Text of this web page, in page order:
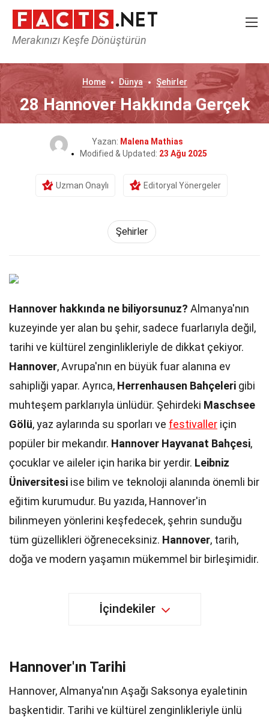
Merakınızı Keşfe Dönüştürün
Home Dünya Şehirler
28 Hannover Hakkında Gerçek
Yazan: Malena Mathias
Modified & Updated: 23 Ağu 2025
Uzman Onaylı Editoryal Yönergeler
Şehirler
Hannover hakkında ne biliyorsunuz? Almanya'nın
kuzeyinde yer alan bu şehir, sadece fuarlarıyla değil,
tarihi ve kültürel zenginlikleriyle de dikkat çekiyor.
Hannover, Avrupa'nın en büyük fuar alanına ev
sahipliği yapar. Ayrıca, Herrenhausen Bahçeleri gibi
muhteşem parklarıyla ünlüdür. Şehirdeki Maschsee
Gölü, yaz aylarında su sporları ve festivaller için
popüler bir mekandır. Hannover Hayvanat Bahçesi,
çocuklar ve aileler için harika bir yerdir. Leibniz
Üniversitesi ise bilim ve teknoloji alanında önemli bir
eğitim kurumudur. Bu yazıda, Hannover'in
bilinmeyen yönlerini keşfedecek, şehrin sunduğu
tüm güzellikleri öğreneceksiniz. Hannover, tarih,
doğa ve modern yaşamın mükemmel bir birleşimidir.
İçindekiler
Hannover'ın Tarihi
Hannover, Almanya'nın Aşağı Saksonya eyaletinin
başkentidir. Tarihi ve kültürel zenginlikleriyle ünlü